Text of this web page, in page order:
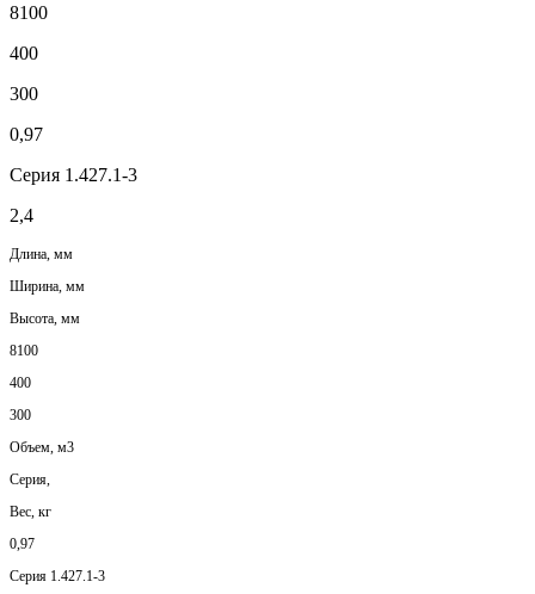
8100
400
300
0,97
Серия 1.427.1-3
2,4
Длина, мм
Ширина, мм
Высота, мм
8100
400
300
Объем, м3
Серия,
Вес, кг
0,97
Серия 1.427.1-3